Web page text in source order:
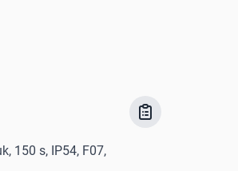
150 s, IP54, F07,